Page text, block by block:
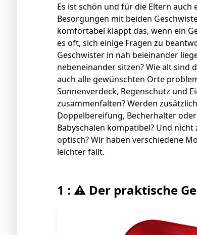
Es ist schön und für die Eltern
Besorgungen mit beiden
komfortabel klappt das, wenn ein
es oft, sich einige Fragen zu
Geschwister in nah beieinander
nebeneinander sitzen? Wie alt sind
auch alle gewünschten Orte
Sonnenverdeck, Regenschutz und
zusammenfalten? Werden
Doppelbereifung, Becherhalter
Babyschalen kompatibel? Und
optisch? Wir haben verschiedene
leichter fällt.
1 : ⚠️ Der praktische